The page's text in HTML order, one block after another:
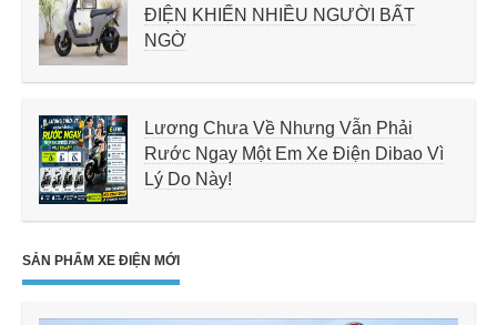
ĐIỆN KHIẾN NHIỀU NGƯỜI BẤT
NGỜ
Lương Chưa Về Nhưng Vẫn Phải
Rước Ngay Một Em Xe Điện Dibao Vì
Lý Do Này!
SẢN PHẨM XE ĐIỆN MỚI